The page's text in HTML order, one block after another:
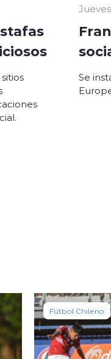
Se
Fútbol Chileno